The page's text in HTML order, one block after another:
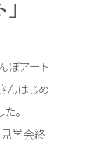
アート
んはじめ
。
見学会終